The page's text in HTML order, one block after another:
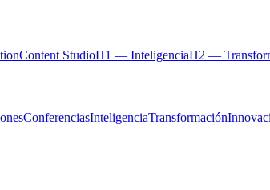
Content StudioH1 — InteligenciaH2 —
ConferenciasInteligenciaTransformación